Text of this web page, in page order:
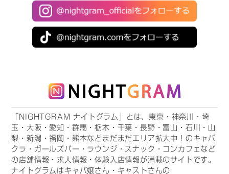
「NIGHTGRAM ナイトグラム」とは、東京・神奈川・埼
玉・大阪・愛知・群馬・栃木・千葉・長野・富山・石川・山
梨・新潟・福岡・熊本などまだまだエリア拡大中！のキャバ
クラ・ガールズバー・ラウンジ・スナック・コンカフェなど
の店舗情報・求人情報・体験入店情報が満載のサイトです。
ナイトグラムはキャバ嬢さん・キャストさんの